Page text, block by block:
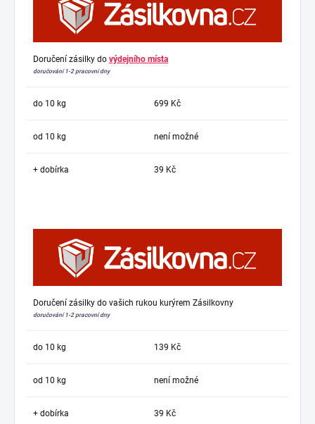
Doručení zásilky do výdejního místa
doručování 1-2 pracovní dny
do 10 kg 699 Kč
od 10 kg není možné
+ dobírka 39 Kč
Doručení zásilky do vašich rukou kurýrem Zásilkovny
doručování 1-2 pracovní dny
do 10 kg 139 Kč
od 10 kg není možné
+ dobírka 39 Kč